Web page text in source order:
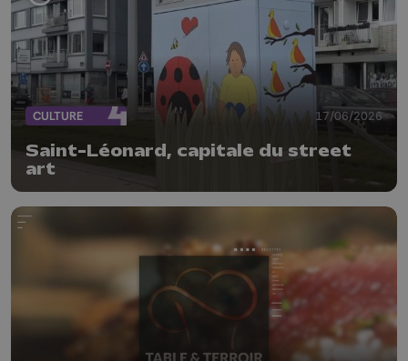
CULTURE 17/06/2026
Saint-Léonard, capitale du street
art